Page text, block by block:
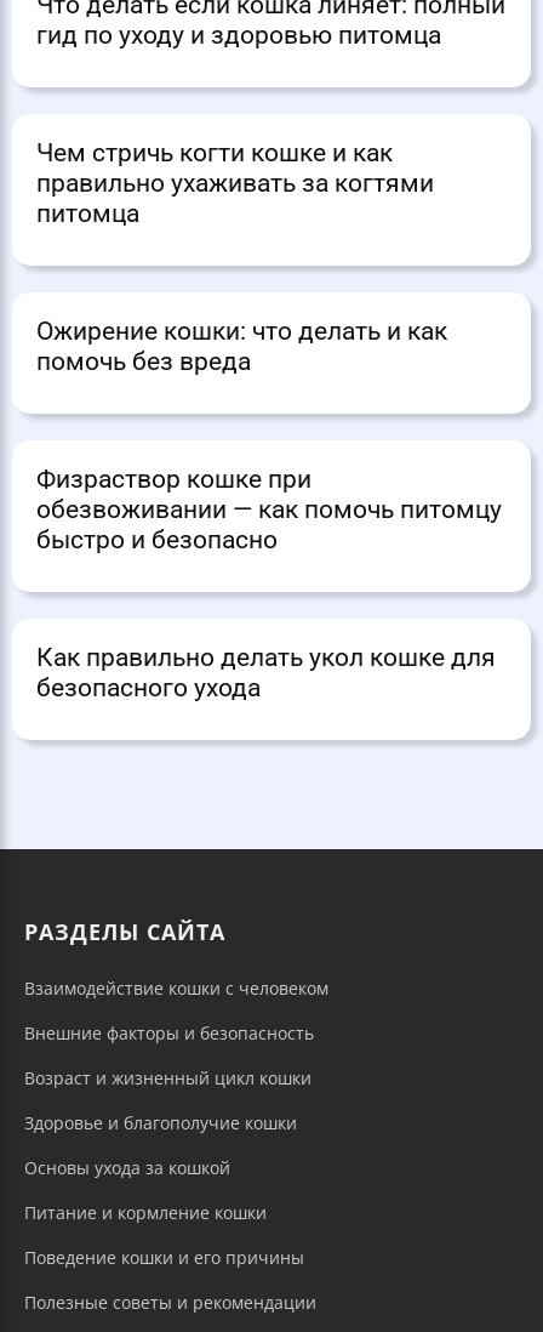
гид по уходу и здоровью питомца
Чем стричь когти кошке и как
правильно ухаживать за когтями
питомца
Ожирение кошки: что делать и как
помочь без вреда
Физраствор кошке при
обезвоживании — как помочь питомцу
быстро и безопасно
Как правильно делать укол кошке для
безопасного ухода
РАЗДЕЛЫ САЙТА
Взаимодействие кошки с человеком
Внешние факторы и безопасность
Возраст и жизненный цикл кошки
Здоровье и благополучие кошки
Основы ухода за кошкой
Питание и кормление кошки
Поведение кошки и его причины
Полезные советы и рекомендации